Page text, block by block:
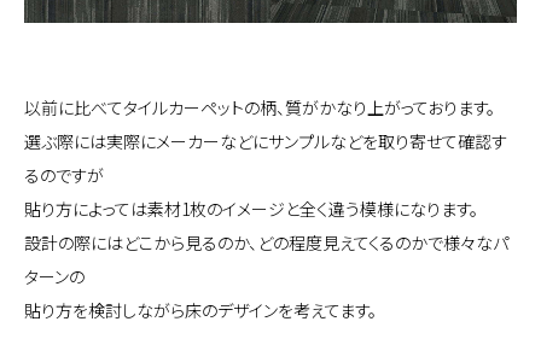
以前に比べてタイルカーペットの柄、質がかなり上がっております。
選ぶ際には実際にメーカーなどにサンプルなどを取り寄せて確認す
るのですが
貼り方によっては素材1枚のイメージと全く違う模様になります。
設計の際にはどこから見るのか、どの程度見えてくるのかで様々なパ
ターンの
貼り方を検討しながら床のデザインを考えてます。